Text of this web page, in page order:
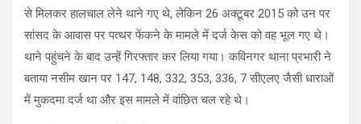
से मिलकर हालचाल लेने थाने गए थे, लेकिन 26 अक्टूबर 2015 को उन पर
सांसद के आवास पर पत्थर फेंकने के मामले में दर्ज केस को वह भूल गए थे।
थाने पहुंचने के बाद उन्हें गिरफ्तार कर लिया गया। कविनगर थाना प्रभारी ने
बताया नसीम खान पर 147, 148, 332, 353, 336, 7 सीएलए जैसी धाराओं
में मुकदमा दर्ज था और इस मामले में वांछित चल रहे थे।